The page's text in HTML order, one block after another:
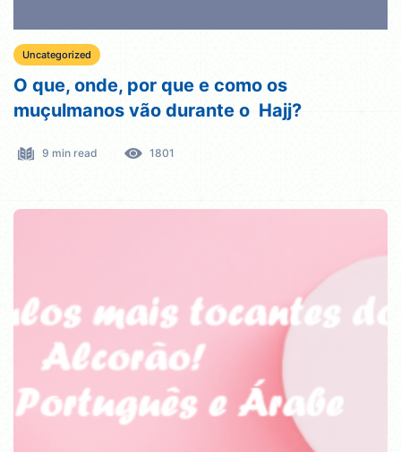
Uncategorized
O que, onde, por que e como os
muçulmanos vão durante o Hajj?
9 min read 1801